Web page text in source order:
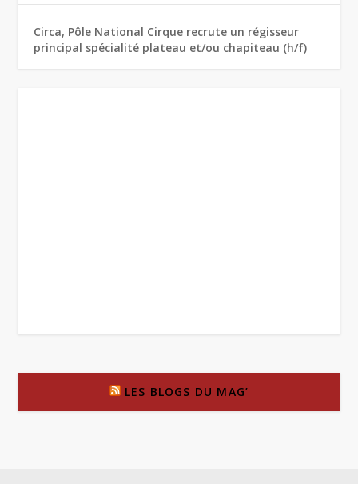
Circa, Pôle National Cirque recrute un régisseur
principal spécialité plateau et/ou chapiteau (h/f)
LES BLOGS DU MAG’